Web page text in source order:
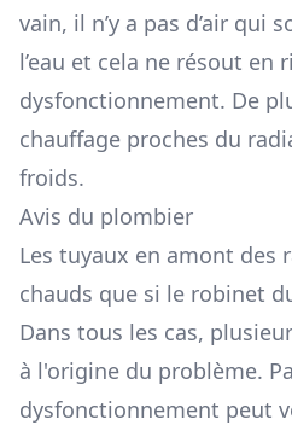
vain, il n’y a pas d’air qui
l’eau et cela ne résout en
dysfonctionnement. De
chauffage proches du
froids.
Avis du plombier
Les tuyaux en amont des
chauds que si le robinet
Dans tous les cas,
à l'origine du problème.
dysfonctionnement peut